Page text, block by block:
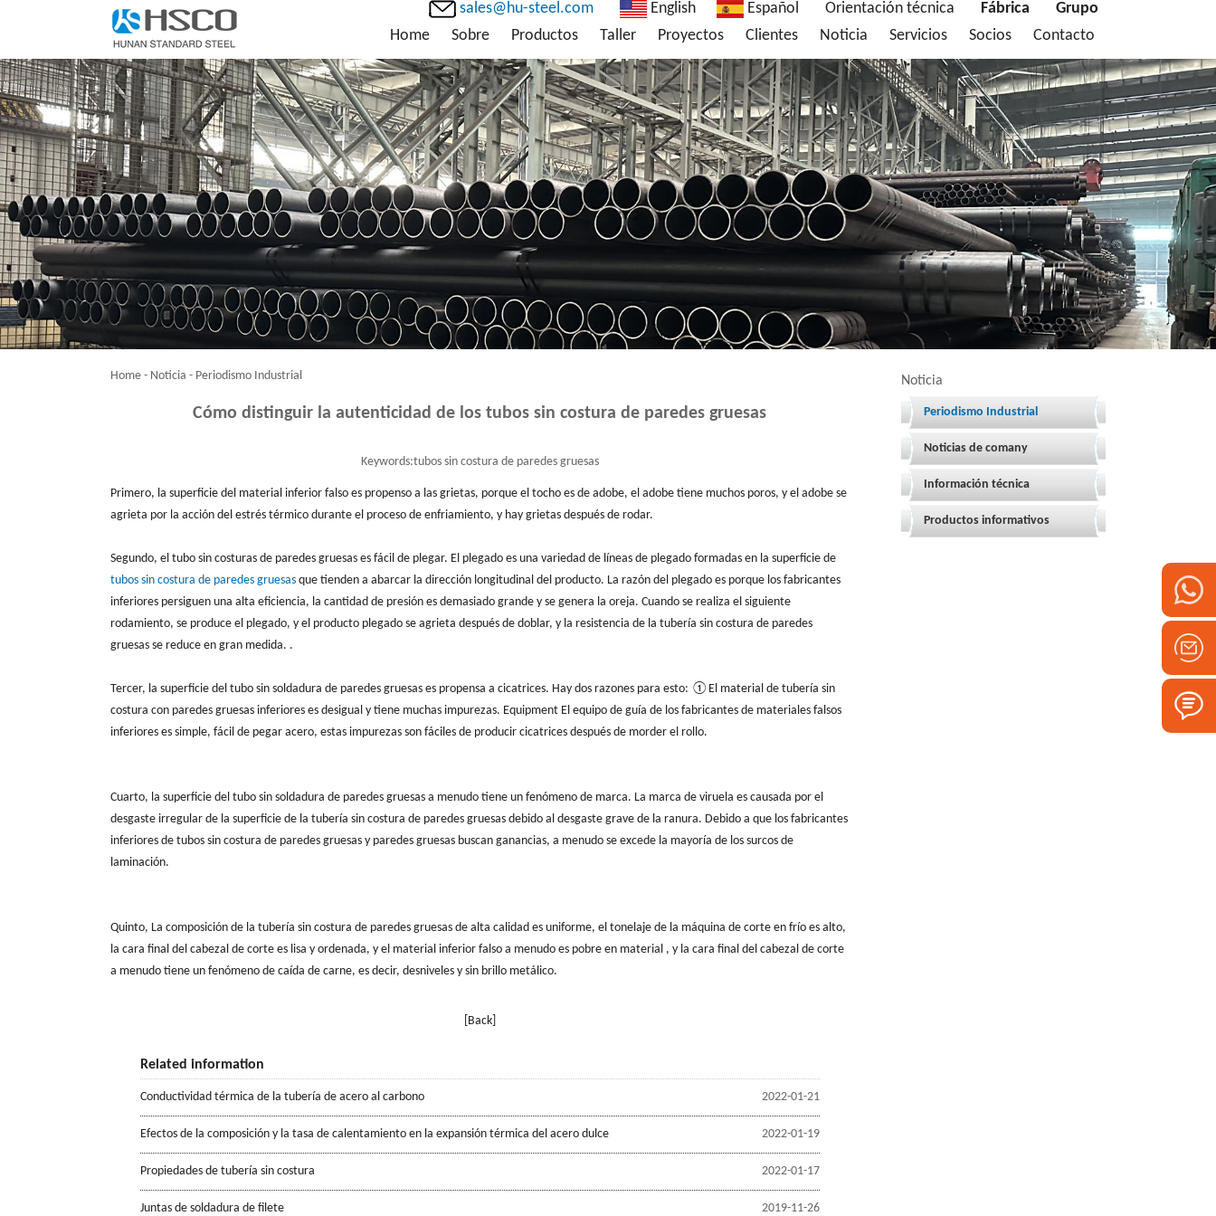
sales@hu-steel.com English Español Orientación técnica Fábrica
Grupo
Home
Sobre Productos Taller Proyectos Clientes Noticia Servicios Socios Contacto
Noticia
Periodismo Industrial
Noticias de comany
Información técnica
Productos informativos
Home - Noticia - Periodismo Industrial
Cómo distinguir la autenticidad de los tubos sin costura de paredes gruesas
Keywords:tubos sin costura de paredes gruesas
Primero, la superficie del material inferior falso es propenso a las grietas, porque el tocho es de adobe, el adobe tiene muchos poros, y el adobe se
agrieta por la acción del estrés térmico durante el proceso de enfriamiento, y hay grietas después de rodar.
Segundo, el tubo sin costuras de paredes gruesas es fácil de plegar. El plegado es una variedad de líneas de plegado formadas en la superficie de
tubos sin costura de paredes gruesas que tienden a abarcar la dirección longitudinal del producto. La razón del plegado es porque los fabricantes
inferiores persiguen una alta eficiencia, la cantidad de presión es demasiado grande y se genera la oreja. Cuando se realiza el siguiente
rodamiento, se produce el plegado, y el producto plegado se agrieta después de doblar, y la resistencia de la tubería sin costura de paredes
gruesas se reduce en gran medida. .
Tercer, la superficie del tubo sin soldadura de paredes gruesas es propensa a cicatrices. Hay dos razones para esto: ①El material de tubería sin
costura con paredes gruesas inferiores es desigual y tiene muchas impurezas. Equipment El equipo de guía de los fabricantes de materiales falsos
inferiores es simple, fácil de pegar acero, estas impurezas son fáciles de producir cicatrices después de morder el rollo.
Cuarto, la superficie del tubo sin soldadura de paredes gruesas a menudo tiene un fenómeno de marca. La marca de viruela es causada por el
desgaste irregular de la superficie de la tubería sin costura de paredes gruesas debido al desgaste grave de la ranura. Debido a que los fabricantes
inferiores de tubos sin costura de paredes gruesas y paredes gruesas buscan ganancias, a menudo se excede la mayoría de los surcos de
laminación.
Quinto, La composición de la tubería sin costura de paredes gruesas de alta calidad es uniforme, el tonelaje de la máquina de corte en frío es alto,
la cara final del cabezal de corte es lisa y ordenada, y el material inferior falso a menudo es pobre en material , y la cara final del cabezal de corte
a menudo tiene un fenómeno de caída de carne, es decir, desniveles y sin brillo metálico.
[Back]
Related information
2022-01-21
Conductividad térmica de la tubería de acero al carbono
2022-01-19
Efectos de la composición y la tasa de calentamiento en la expansión térmica del acero dulce
2022-01-17
Propiedades de tubería sin costura
2019-11-26
Juntas de soldadura de filete